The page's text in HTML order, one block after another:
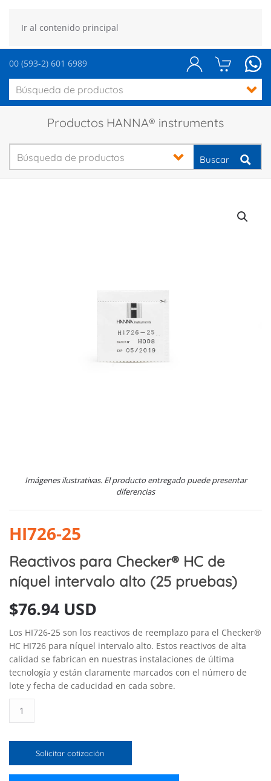
Ir al contenido principal
00 (593-2) 601 6989
Productos HANNA® instruments
Buscar
Imágenes ilustrativas. El producto entregado puede presentar
diferencias
HI726-25
Reactivos para Checker® HC de
níquel intervalo alto (25 pruebas)
$76.94 USD
Los HI726-25 son los reactivos de reemplazo para el Checker®
HC HI726 para níquel intervalo alto. Estos reactivos de alta
calidad se fabrican en nuestras instalaciones de última
tecnología y están claramente marcados con el número de
lote y fecha de caducidad en cada sobre.
para
HC
Solicitar cotización